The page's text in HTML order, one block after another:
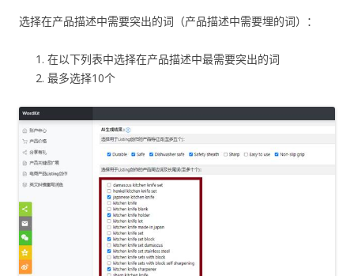
选择在产品描述中需要突出的词（产品描述中需要埋的词）：
在以下列表中选择在产品描述中最需要突出的词
最多选择10个